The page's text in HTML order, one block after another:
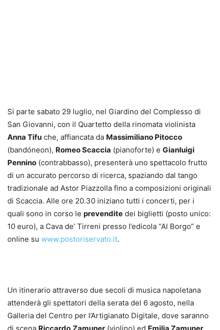
Si parte sabato 29 luglio, nel Giardino del Complesso di
San Giovanni, con il Quartetto della rinomata violinista
Anna Tifu che, affiancata da Massimiliano Pitocco
(bandóneon), Romeo Scaccia (pianoforte) e Gianluigi
Pennino (contrabbasso), presenterà uno spettacolo frutto
di un accurato percorso di ricerca, spaziando dal tango
tradizionale ad Astor Piazzolla fino a composizioni originali
di Scaccia. Alle ore 20.30 iniziano tutti i concerti, per i
quali sono in corso le prevendite dei biglietti (posto unico:
10 euro), a Cava de’ Tirreni presso l’edicola “Al Borgo” e
online su www.postoriservato.it.
Un itinerario attraverso due secoli di musica napoletana
attenderà gli spettatori della serata del 6 agosto, nella
Galleria del Centro per l’Artigianato Digitale, dove saranno